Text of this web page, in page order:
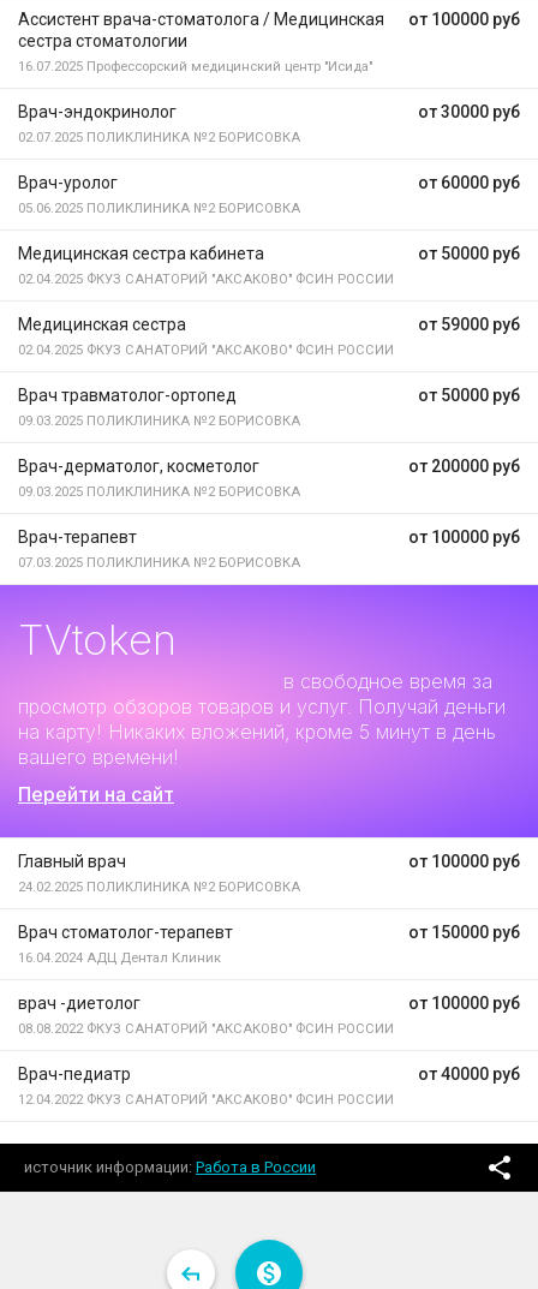
от 100000 руб
Ассистент врача-стоматолога / Медицинская
сестра стоматологии
16.07.2025 Профессорский медицинский центр "Исида"
от 30000 руб
Врач-эндокринолог
02.07.2025 ПОЛИКЛИНИКА №2 БОРИСОВКА
от 60000 руб
Врач-уролог
05.06.2025 ПОЛИКЛИНИКА №2 БОРИСОВКА
от 50000 руб
Медицинская сестра кабинета
02.04.2025 ФКУЗ САНАТОРИЙ "АКСАКОВО" ФСИН РОССИИ
от 59000 руб
Медицинская сестра
02.04.2025 ФКУЗ САНАТОРИЙ "АКСАКОВО" ФСИН РОССИИ
от 50000 руб
Врач травматолог-ортопед
09.03.2025 ПОЛИКЛИНИКА №2 БОРИСОВКА
от 200000 руб
Врач-дерматолог, косметолог
09.03.2025 ПОЛИКЛИНИКА №2 БОРИСОВКА
от 100000 руб
Врач-терапевт
07.03.2025 ПОЛИКЛИНИКА №2 БОРИСОВКА
TVtoken
в свободное время за
просмотр обзоров товаров и услуг. Получай деньги
на карту! Никаких вложений, кроме 5 минут в день
вашего времени!
Перейти на сайт
от 100000 руб
Главный врач
24.02.2025 ПОЛИКЛИНИКА №2 БОРИСОВКА
от 150000 руб
Врач стоматолог-терапевт
16.04.2024 АДЦ Дентал Клиник
от 100000 руб
врач -диетолог
08.08.2022ФКУЗ САНАТОРИЙ "АКСАКОВО" ФСИН РОССИИ
от 40000 руб
Врач-педиатр
12.04.2022ФКУЗ САНАТОРИЙ "АКСАКОВО" ФСИН РОССИИ
источник информации Работа в России